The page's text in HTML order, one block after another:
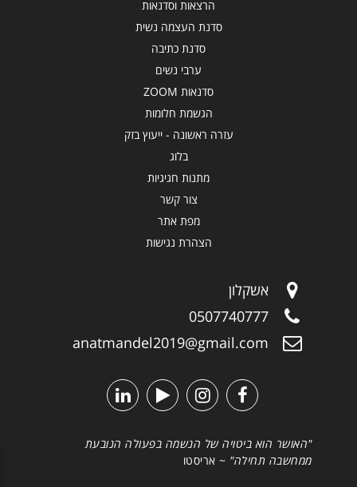
הרצאות וסדנאות
סדנת העצמה נשית
סדנת כתיבה
ערבי נשים
סדנאות ZOOM
הגשמת חלומות
עזרה ראשונה - ייעוץ בזק
בלוג
מתנות חגיגיות
צור קשר
מפת אתר
הצהרת נגישות
אשקלון
0507740777
anatmandel2019@gmail.com
"האושר הוא ביטויה של הנשמה בפעולה הנובעת
ממחשבה תחילה" ~ אריסטו